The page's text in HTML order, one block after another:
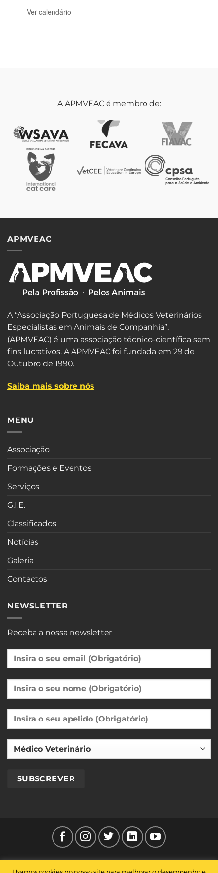
Ver calendário
A APMVEAC é membro de:
APMVEAC
A “Associação Portuguesa de Médicos Veterinários
Especialistas em Animais de Companhia”,
(APMVEAC) é uma associação técnico-científica sem
fins lucrativos. A APMVEAC foi fundada em 29 de
Outubro de 1990.
Saiba mais sobre nós
MENU
Associação
Formações e Eventos
Serviços
G.I.E.
Classificados
Notícias
Galeria
Contactos
NEWSLETTER
Receba a nossa newsletter
POLÍTICA DE PRIVACIDADE
TERMOS E CONDIÇÕES